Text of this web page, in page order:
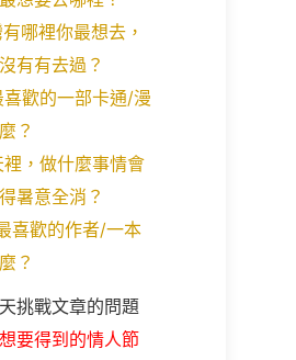
哪裡你最想去，
有有去過？
歡的一部卡通/漫
？
，做什麼事情會
暑意全消？
喜歡的作者/一本
？
挑戰文章的問題
要得到的情人節